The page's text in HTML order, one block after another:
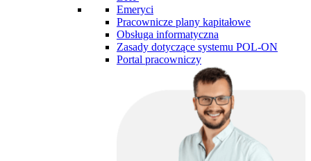
Emeryci
Pracownicze plany kapitałowe
Obsługa informatyczna
Zasady dotyczące systemu POL-ON
Portal pracowniczy